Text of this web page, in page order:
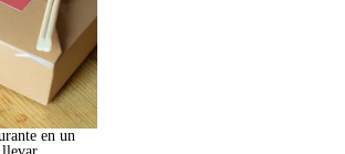
en un